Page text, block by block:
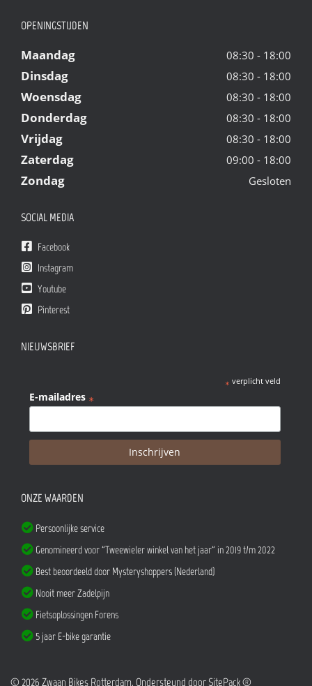
OPENINGSTIJDEN
Maandag 08:30 - 18:00
Dinsdag 08:30 - 18:00
Woensdag 08:30 - 18:00
Donderdag 08:30 - 18:00
Vrijdag 08:30 - 18:00
Zaterdag 09:00 - 18:00
Zondag Gesloten
SOCIAL MEDIA
Facebook
Instagram
Youtube
Pinterest
NIEUWSBRIEF
* verplicht veld
E-mailadres *
ONZE WAARDEN
Persoonlijke service
Genomineerd voor "Tweewieler winkel van het jaar" in 2019 t/m 2022
Best beoordeeld door Mysteryshoppers (Nederland)
Nooit meer Zadelpijn
Fietsoplossingen Forens
5 jaar E-bike garantie
© 2026 Zwaan Bikes Rotterdam. Ondersteund doorSitePack ®